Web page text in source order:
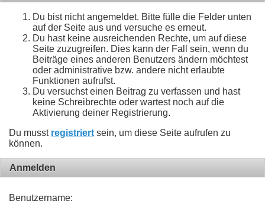
Du bist nicht angemeldet. Bitte fülle die Felder unten
auf der Seite aus und versuche es erneut.
Du hast keine ausreichenden Rechte, um auf diese
Seite zuzugreifen. Dies kann der Fall sein, wenn du
Beiträge eines anderen Benutzers ändern möchtest
oder administrative bzw. andere nicht erlaubte
Funktionen aufrufst.
Du versuchst einen Beitrag zu verfassen und hast
keine Schreibrechte oder wartest noch auf die
Aktivierung deiner Registrierung.
Du musst registriert sein, um diese Seite aufrufen zu
können.
Anmelden
Benutzername: